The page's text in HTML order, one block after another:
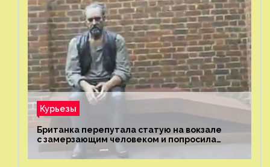
Курьезы
Британка перепутала статую на вокзале
с замерзающим человеком и попросила
о помощи